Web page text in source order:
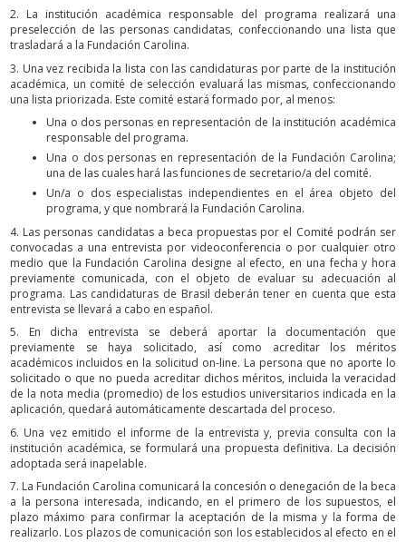
2. La institución académica responsable del programa realizará una
preselección de las personas candidatas, confeccionando una lista que
trasladará a la Fundación Carolina.
3. Una vez recibida la lista con las candidaturas por parte de la institución
académica, un comité de selección evaluará las mismas, confeccionando
una lista priorizada. Este comité estará formado por, al menos:
Una o dos personas en representación de la institución académica
responsable del programa.
Una o dos personas en representación de la Fundación Carolina;
una de las cuales hará las funciones de secretario/a del comité.
Un/a o dos especialistas independientes en el área objeto del
programa, y que nombrará la Fundación Carolina.
4. Las personas candidatas a beca propuestas por el Comité podrán ser
convocadas a una entrevista por videoconferencia o por cualquier otro
medio que la Fundación Carolina designe al efecto, en una fecha y hora
previamente comunicada, con el objeto de evaluar su adecuación al
programa. Las candidaturas de Brasil deberán tener en cuenta que esta
entrevista se llevará a cabo en español.
5. En dicha entrevista se deberá aportar la documentación que
previamente se haya solicitado, así como acreditar los méritos
académicos incluidos en la solicitud on-line. La persona que no aporte lo
solicitado o que no pueda acreditar dichos méritos, incluida la veracidad
de la nota media (promedio) de los estudios universitarios indicada en la
aplicación, quedará automáticamente descartada del proceso.
6. Una vez emitido el informe de la entrevista y, previa consulta con la
institución académica, se formulará una propuesta definitiva. La decisión
adoptada será inapelable.
7. La Fundación Carolina comunicará la concesión o denegación de la beca
a la persona interesada, indicando, en el primero de los supuestos, el
plazo máximo para confirmar la aceptación de la misma y la forma de
realizarlo. Los plazos de comunicación son los establecidos al efecto en el